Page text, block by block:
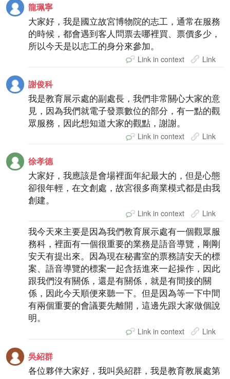
龍珮寧
大家好，我是國立故宮博物院的志工，通常在服務
的時候，都會遇到客人問票去哪裡買、票價多少，
所以今天是以志工的身分來參加。
Link in context Link
謝俊科
我是教育展示處的副處長，我們非常關心大家的意
見，因為我們就電子發票數位的部分，有一點的觀
眾服務，因此想知道大家的觀點，謝謝。
Link in context Link
徐孝德
大家好，我應該是會場裡面年紀最大的，但是心態
卻很年輕，在文創處，故宮很多商業模式都是由我
創建。
Link in context Link
我今天來主要是因為我們教育展示處有一個觀眾服
務科，裡面有一個很重要的業務是語音導覽，剛剛
安天有提出來。因為現在秘書室的票務請安天的標
案、語音導覽的標案一起含括進來一起操作，因此
跟我們沒有關係，還是有關係，就是有間接的關
係，因此今天順便來聽一下。但是因為等一下中間
有兩個重要的會議要先離開，這邊先跟大家做個說
明。
Link in context Link
吳紹群
各位夥伴大家好，我叫吳紹群，我是教育教展處第